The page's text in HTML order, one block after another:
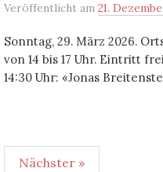
Veröffentlicht am 21.
Sonntag, 29. März 2026.
von 14 bis 17 Uhr. Eintritt
14:30 Uhr: «Jonas
Nächster »